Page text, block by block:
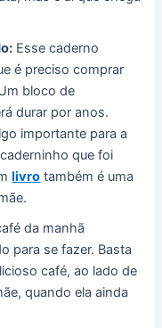
Esse caderno
é preciso comprar
bloco de
durar por anos.
importante para a
que foi
livro também é uma
da manhã
para se fazer. Basta
café, ao lado de
quando ela ainda